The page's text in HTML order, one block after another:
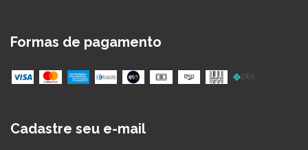
Formas de pagamento
Cadastre seu e-mail